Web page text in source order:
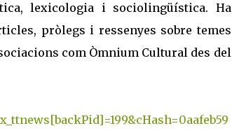
lexicologia i sociolingüística. Ha
pròlegs i ressenyes sobre temes
com Òmnium Cultural des del